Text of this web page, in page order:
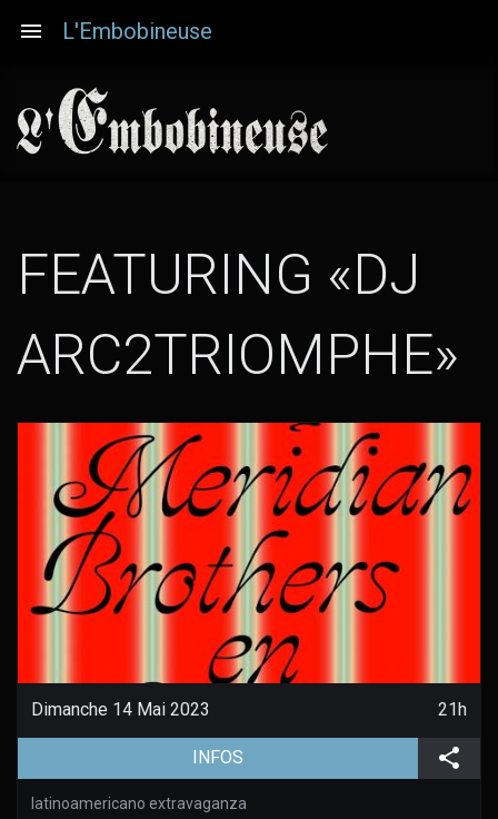
principal
L'Embobineuse
FEATURING «DJ
ARC2TRIOMPHE»
Dimanche 14 Mai 2023 21h
INFOS (aller à la page de l'évènement)
latinoamericano extravaganza